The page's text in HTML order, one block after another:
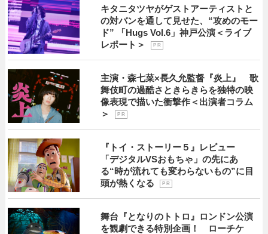
キタニタツヤがゲストアーティストと
の対バンを通して見せた、“攻めのモー
ド” 「Hugs Vol.6」神戸公演＜ライブ
レポート＞
P R
主演・森七菜×長久允監督『炎上』 歌
舞伎町の過酷さときらきらを独特の映
像表現で描いた衝撃作＜出演者コラム
＞
P R
『トイ・ストーリー５』レビュー
「デジタルVSおもちゃ」の先にあ
る“時が流れても変わらないもの”に目
頭が熱くなる
P R
舞台『となりのトトロ』ロンドン公演
を観劇できる特別企画！ ローチケ